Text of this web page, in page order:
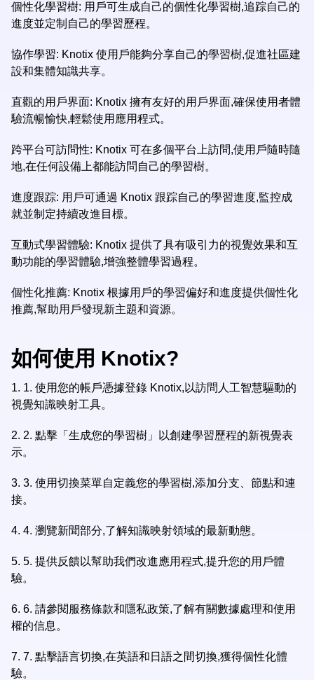
個性化學習樹: 用戶可生成自己的個性化學習樹,追踪自己的
進度並定制自己的學習歷程。
協作學習: Knotix 使用戶能夠分享自己的學習樹,促進社區建
設和集體知識共享。
直觀的用戶界面: Knotix 擁有友好的用戶界面,確保使用者體
驗流暢愉快,輕鬆使用應用程式。
跨平台可訪問性: Knotix 可在多個平台上訪問,使用戶隨時隨
地,在任何設備上都能訪問自己的學習樹。
進度跟踪: 用戶可通過 Knotix 跟踪自己的學習進度,監控成
就並制定持續改進目標。
互動式學習體驗: Knotix 提供了具有吸引力的視覺效果和互
動功能的學習體驗,增強整體學習過程。
個性化推薦: Knotix 根據用戶的學習偏好和進度提供個性化
推薦,幫助用戶發現新主題和資源。
如何使用 Knotix?
1. 1. 使用您的帳戶憑據登錄 Knotix,以訪問人工智慧驅動的
視覺知識映射工具。
2. 2. 點擊「生成您的學習樹」以創建學習歷程的新視覺表
示。
3. 3. 使用切換菜單自定義您的學習樹,添加分支、節點和連
接。
4. 4. 瀏覽新聞部分,了解知識映射領域的最新動態。
5. 5. 提供反饋以幫助我們改進應用程式,提升您的用戶體
驗。
6. 6. 請參閱服務條款和隱私政策,了解有關數據處理和使用
權的信息。
7. 7. 點擊語言切換,在英語和日語之間切換,獲得個性化體
驗。